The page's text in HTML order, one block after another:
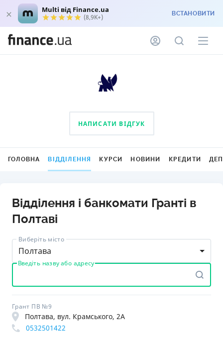
Multi від Finance.ua
(8,9K+) ВСТАНОВИТИ
НАПИСАТИ ВІДГУК
ГОЛОВНА ВІДДІЛЕННЯ КУРСИ НОВИНИ КРЕДИТИ
Відділення і банкомати Гранті в
Полтаві
Виберіть місто
Полтава
Введіть назву або адресу
Грант ПВ №9
Полтава, вул. Крамського, 2А
0532501422